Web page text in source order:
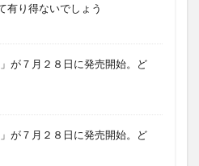
有り得ないでしょう
が７月２８日に発売開始。ど
が７月２８日に発売開始。ど